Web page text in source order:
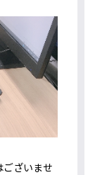
ございませ